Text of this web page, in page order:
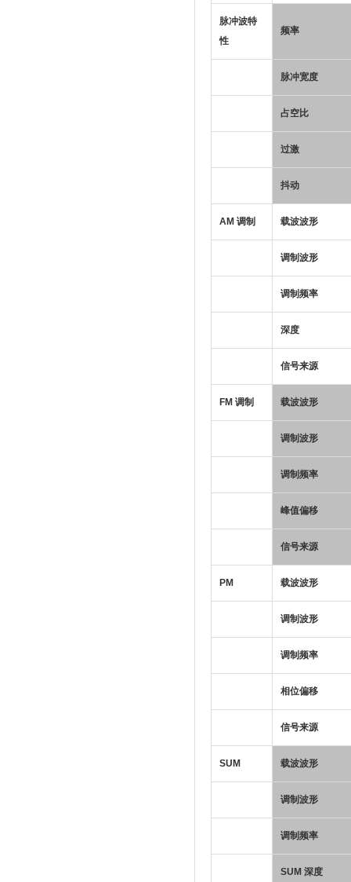
脉冲波特
性
频率
脉冲宽度
占空比
过激
抖动
AM 调制 载波波形
调制波形
调制频率
深度
信号来源
FM 调制 载波波形
调制波形
调制频率
峰值偏移
信号来源
PM 载波波形
调制波形
调制频率
相位偏移
信号来源
SUM 载波波形
调制波形
调制频率
SUM 深度